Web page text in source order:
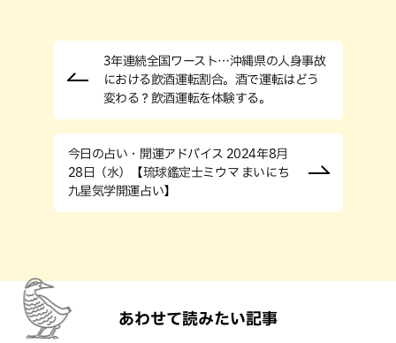
3年連続全国ワースト…沖縄県の人身事故
における飲酒運転割合。酒で運転はどう
変わる？飲酒運転を体験する。
今日の占い・開運アドバイス 2024年8月
28日（水）【琉球鑑定士ミウマ まいにち
九星気学開運占い】
あわせて読みたい記事